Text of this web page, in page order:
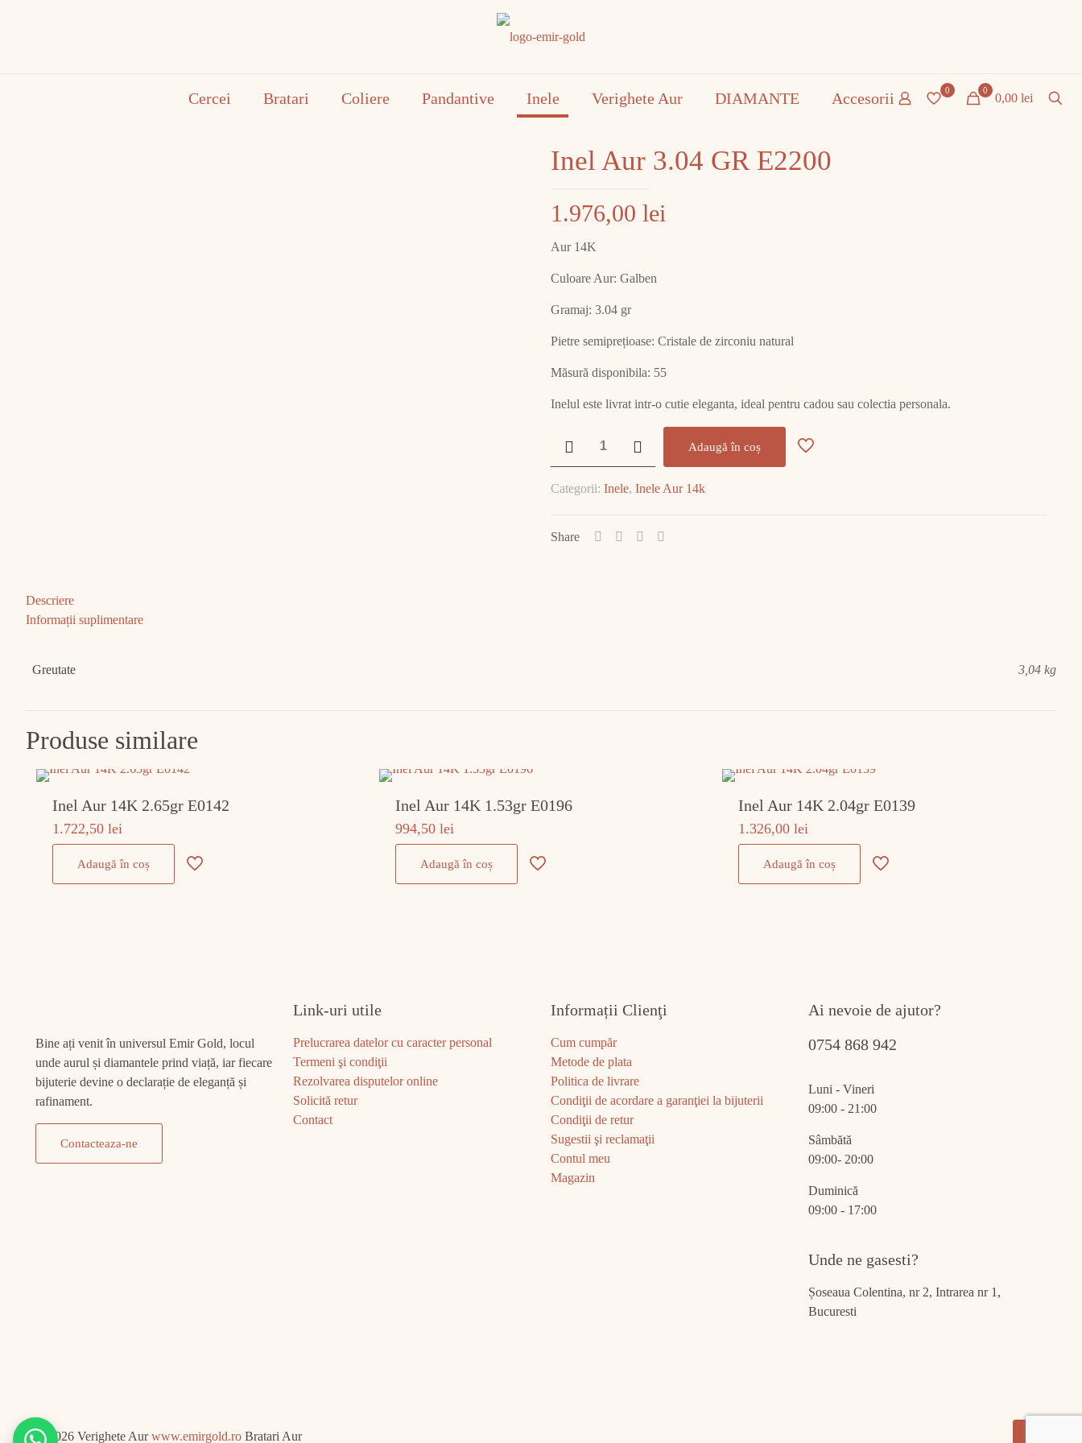
Cercei Bratari Coliere Pandantive Inele Verighete Aur DIAMANTE Accesorii 0 0
0,00 lei
Inel Aur 3.04 GR E2200
1.976,00 lei
Aur 14K
Culoare Aur: Galben
Gramaj: 3.04 gr
Pietre semiprețioase: Cristale de zirconiu natural
Măsură disponibila: 55
Inelul este livrat intr-o cutie eleganta, ideal pentru cadou sau colectia personala.
Inel
3.04
E2200
Adaugă în coș
Categorii: Inele, Inele Aur 14k
Share
Descriere
Informații suplimentare
Greutate 3,04 kg
Produse similare
Inel Aur 14K 2.65gr E0142
1.722,50 lei
Adaugă în coș
Inel Aur 14K 1.53gr E0196
994,50lei
Adaugă în coș
Inel Aur 14K 2.04gr E0139
1.326,00lei
Adaugă în coș
Bine ați venit în universul Emir Gold, locul
unde aurul și diamantele prind viață, iar fiecare
bijuterie devine o declarație de eleganță și
rafinament.
Contacteaza-ne
Link-uri utile
Prelucrarea datelor cu caracter personal
Termeni şi condiţii
Rezolvarea disputelor online
Solicită retur
Contact
Informații Clienţi
Cum cumpăr
Metode de plata
Politica de livrare
Condiţii de acordare a garanţiei la bijuterii
Condiţii de retur
Sugestii şi reclamaţii
Contul meu
Magazin
Ai nevoie de ajutor?
0754 868 942
Luni - Vineri
09:00 - 21:00
Sâmbătă
09:00- 20:00
Duminică
09:00 - 17:00
Unde ne gasesti?
Șoseaua Colentina, nr 2, Intrarea nr 1,
Bucuresti
© 2026 Verighete Aurwww.emirgold.ro Bratari Aur